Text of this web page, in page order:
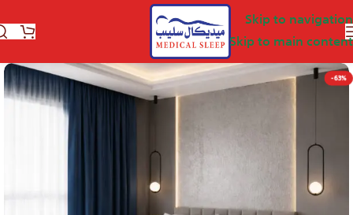
Skip to navigation
Skip to main content
-63%